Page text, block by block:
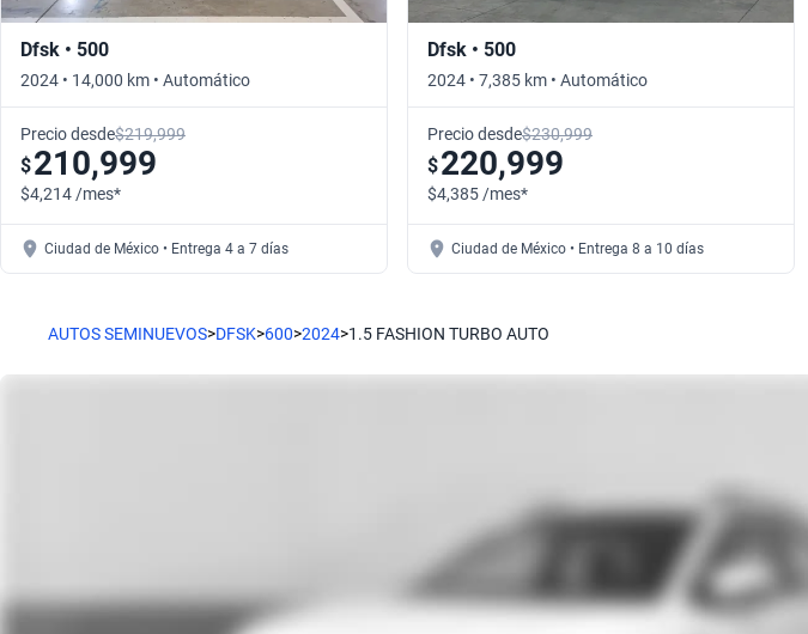
Dfsk • 500
2024 • 14,000 km • Automático
Precio desde$219,999
$210,999
$4,214 /mes*
Ciudad de México • Entrega 4 a 7 días
Dfsk • 500
2024 • 7,385 km • Automático
Precio desde$230,999
$220,999
$4,385 /mes*
Ciudad de México • Entrega 8 a 10 días
AUTOS SEMINUEVOS>DFSK>600>2024>1.5 FASHION TURBO AUTO